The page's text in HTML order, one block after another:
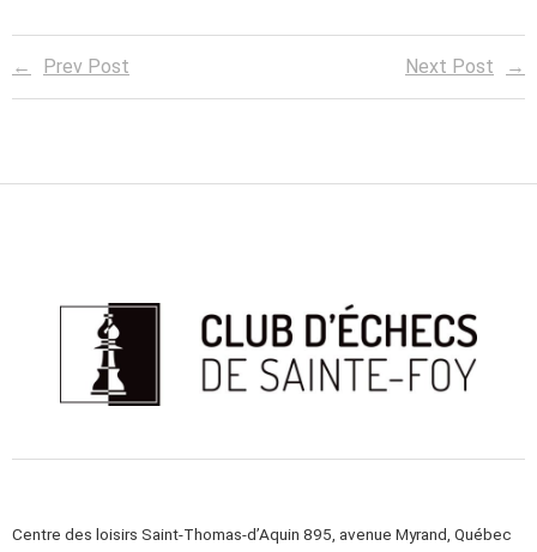
Prev Post Next Post
Centre des loisirs Saint-Thomas-d’Aquin 895, avenue Myrand, Québec